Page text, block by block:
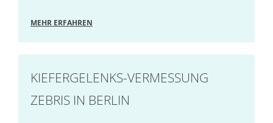
MEHR ERFAHREN
KIEFERGELENKS-VERMESSUNG
ZEBRIS IN BERLIN